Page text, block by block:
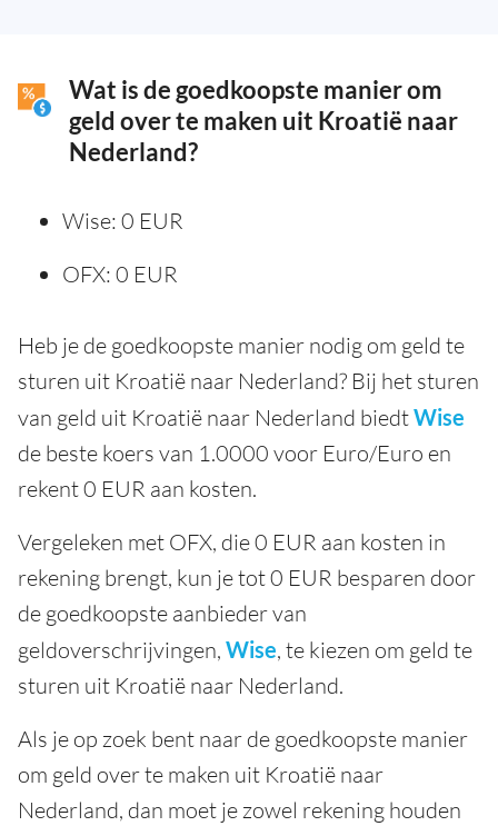
Wat is de goedkoopste manier om
geld over te maken uit Kroatië naar
Nederland?
Wise: 0 EUR
OFX: 0 EUR
Heb je de goedkoopste manier nodig om geld te
sturen uit Kroatië naar Nederland? Bij het sturen
van geld uit Kroatië naar Nederland biedtWise
de beste koers van 1.0000 voor Euro/Euro en
rekent 0 EUR aan kosten.
Vergeleken met OFX, die 0 EUR aan kosten in
rekening brengt, kun je tot 0 EUR besparen door
de goedkoopste aanbieder van
geldoverschrijvingen, Wise, te kiezen om geld te
sturen uit Kroatië naar Nederland.
Als je op zoek bent naar de goedkoopste manier
om geld over te maken uit Kroatië naar
Nederland, dan moet je zowel rekening houden